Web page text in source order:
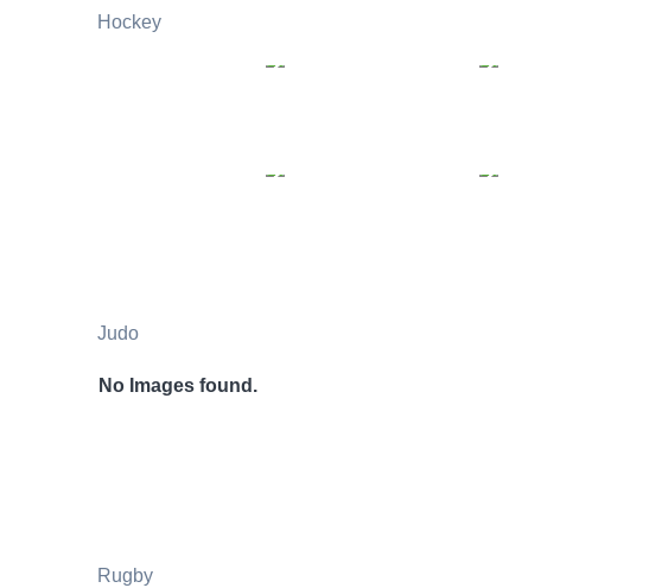
Hockey
Judo
No Images found.
Rugby